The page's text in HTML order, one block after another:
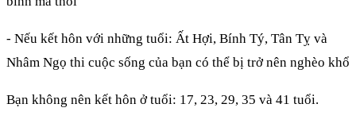
- Nếu kết hôn với những tuổi: Ất Hợi, Bính Tý, Tân Tỵ và
Nhâm Ngọ thi cuộc sống của bạn có thể bị trở nên nghèo khổ
Bạn không nên kết hôn ở tuổi: 17, 23, 29, 35 và 41 tuổi.